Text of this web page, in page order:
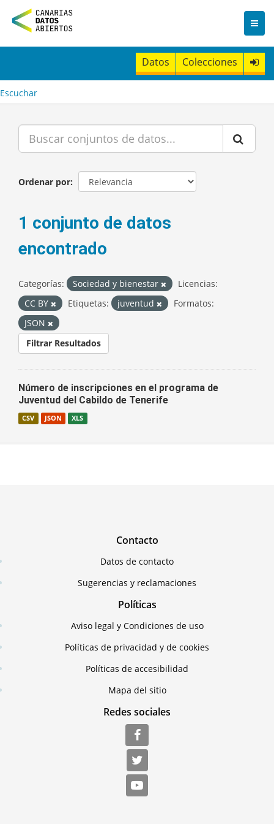
n
t
Datos Colecciones
Escuchar
Ordenar por
1 conjunto de datos
encontrado
Categorías: Sociedad y bienestar
Licencias:
CC BY
Etiquetas: juventud
Formatos:
JSON
Filtrar Resultados
Número de inscripciones en el programa de
Juventud del Cabildo de Tenerife
CSV JSON XLS
Contacto
Datos de contacto
Sugerencias y reclamaciones
Políticas
Aviso legal y Condiciones de uso
Políticas de privacidad y de cookies
Políticas de accesibilidad
Mapa del sitio
Redes sociales